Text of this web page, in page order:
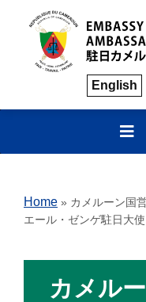
English
Home » カメルーン国
エール・ゼンゲ駐日大使
カメル